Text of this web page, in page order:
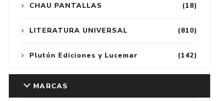
(18)
CHAU PANTALLAS
(810)
LITERATURA UNIVERSAL
(142)
Plutón Ediciones y Lucemar
MARCAS